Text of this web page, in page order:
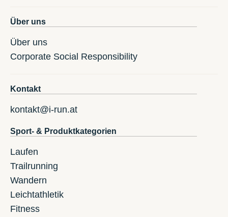
Über uns
Über uns
Corporate Social Responsibility
Kontakt
kontakt@i-run.at
Sport- & Produktkategorien
Laufen
Trailrunning
Wandern
Leichtathletik
Fitness